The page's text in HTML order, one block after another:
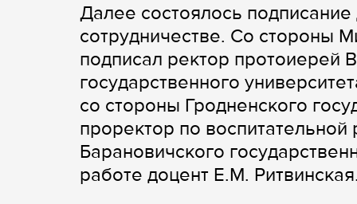
Далее состоялось
сотрудничестве. Со стороны
подписал ректор протоиерей
государственного
со стороны Гродненского
проректор по
Барановичского
работе доцент Е.М.